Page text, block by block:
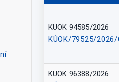
KUOK 94585/2026
KÚOK/79525/2026/
KUOK 96388/2026